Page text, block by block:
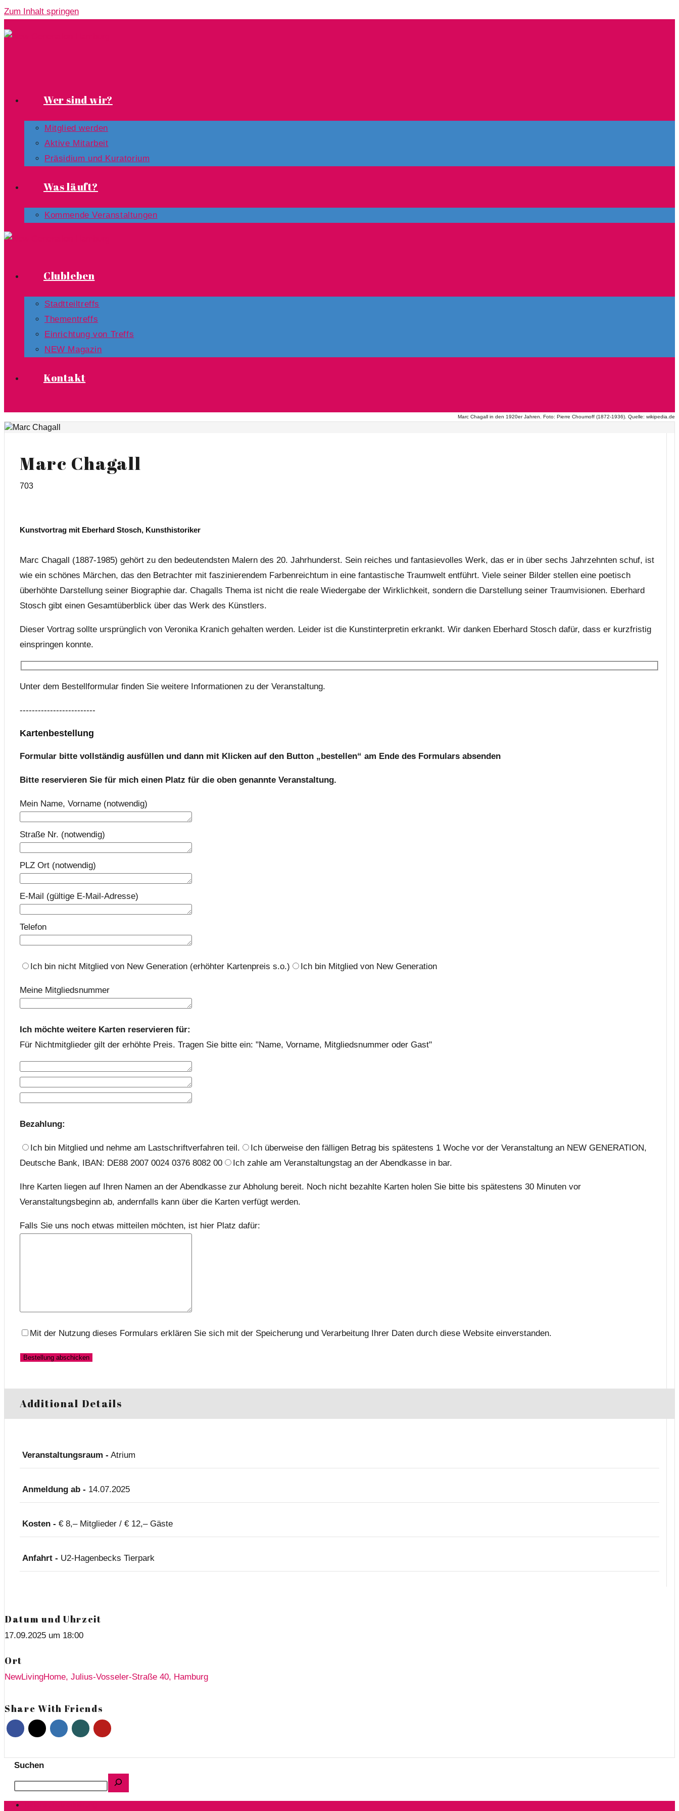
Zum Inhalt springen
Wer sind wir?
Mitglied werden
Aktive Mitarbeit
Präsidium und Kuratorium
Was läuft?
Kommende Veranstaltungen
Clubleben
Stadtteiltreffs
Thementreffs
Einrichtung von Treffs​
NEW Magazin
Kontakt
Marc Chagall in den 1920er Jahren. Foto: Pierre Choumoff (1872-1936). Quelle: wikipedia.de
Marc Chagall
703
Kunstvortrag mit Eberhard Stosch, Kunsthistoriker
Marc Chagall (1887-1985) gehört zu den bedeutendsten Malern des 20. Jahrhunderst. Sein reiches und fantasievolles Werk, das er in über sechs Jahrzehnten schuf, ist
wie ein schönes Märchen, das den Betrachter mit faszinierendem Farbenreichtum in eine fantastische Traumwelt entführt. Viele seiner Bilder stellen eine poetisch
überhöhte Darstellung seiner Biographie dar. Chagalls Thema ist nicht die reale Wiedergabe der Wirklichkeit, sondern die Darstellung seiner Traumvisionen. Eberhard
Stosch gibt einen Gesamtüberblick über das Werk des Künstlers.
Dieser Vortrag sollte ursprünglich von Veronika Kranich gehalten werden. Leider ist die Kunstinterpretin erkrankt. Wir danken Eberhard Stosch dafür, dass er kurzfristig
einspringen konnte.
Unter dem Bestellformular finden Sie weitere Informationen zu der Veranstaltung.
-------------------------
Kartenbestellung
Formular bitte vollständig ausfüllen und dann mit Klicken auf den Button „bestellen“ am Ende des Formulars absenden
Bitte reservieren Sie für mich einen Platz für die oben genannte Veranstaltung.
Mein Name, Vorname (notwendig)
Straße Nr. (notwendig)
PLZ Ort (notwendig)
E-Mail (gültige E-Mail-Adresse)
Telefon
Ich bin nicht Mitglied von New Generation (erhöhter Kartenpreis s.o.) Ich bin Mitglied von New Generation
Meine Mitgliedsnummer
Ich möchte weitere Karten reservieren für:
Für Nichtmitglieder gilt der erhöhte Preis. Tragen Sie bitte ein: "Name, Vorname, Mitgliedsnummer oder Gast"
Bezahlung:
Ich bin Mitglied und nehme am Lastschriftverfahren teil.
Ich überweise den fälligen Betrag bis spätestens 1 Woche vor der Veranstaltung an NEW GENERATION,
Deutsche Bank, IBAN: DE88 2007 0024 0376 8082 00
Ich zahle am Veranstaltungstag an der Abendkasse in bar.
Ihre Karten liegen auf Ihren Namen an der Abendkasse zur Abholung bereit. Noch nicht bezahlte Karten holen Sie bitte bis spätestens 30 Minuten vor
Veranstaltungsbeginn ab, andernfalls kann über die Karten verfügt werden.
Falls Sie uns noch etwas mitteilen möchten, ist hier Platz dafür:
Mit der Nutzung dieses Formulars erklären Sie sich mit der Speicherung und Verarbeitung Ihrer Daten durch diese Website einverstanden.
Additional Details
Veranstaltungsraum - Atrium
Anmeldung ab - 14.07.2025
Kosten - € 8,– Mitglieder / € 12,– Gäste
Anfahrt - U2-Hagenbecks Tierpark
Datum und Uhrzeit
17.09.2025 um 18:00
Ort
NewLivingHome, Julius-Vosseler-Straße 40, Hamburg
Share With Friends
Suchen